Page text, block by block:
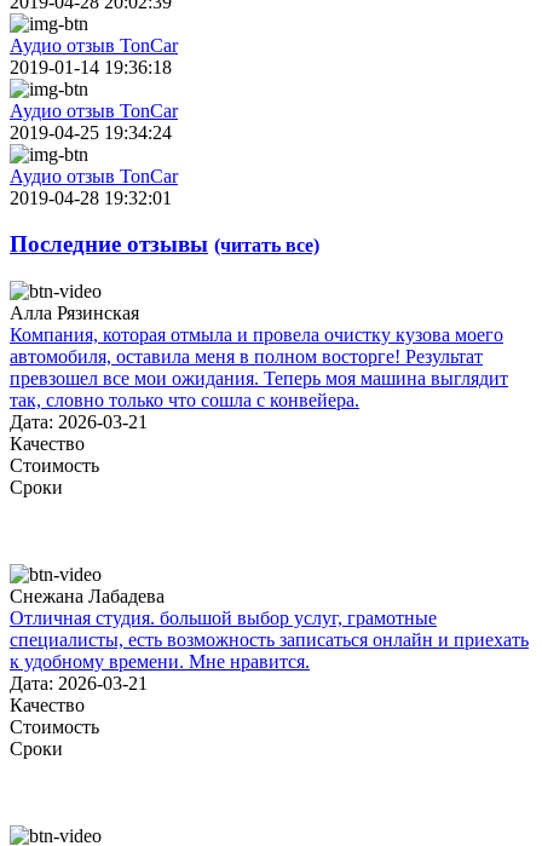
Аудио отзыв TonCar
2019-01-14 19:36:18
Аудио отзыв TonCar
2019-04-25 19:34:24
Аудио отзыв TonCar
2019-04-28 19:32:01
Последние отзывы (читать все)
Алла Рязинская
Компания, которая отмыла и провела очистку кузова моего
автомобиля, оставила меня в полном восторге! Результат
превзошел все мои ожидания. Теперь моя машина выглядит
так, словно только что сошла с конвейера.
Дата: 2026-03-21
Качество
Стоимость
Сроки
Снежана Лабадева
Отличная студия. большой выбор услуг, грамотные
специалисты, есть возможность записаться онлайн и приехать
к удобному времени. Мне нравится.
Дата: 2026-03-21
Качество
Стоимость
Сроки